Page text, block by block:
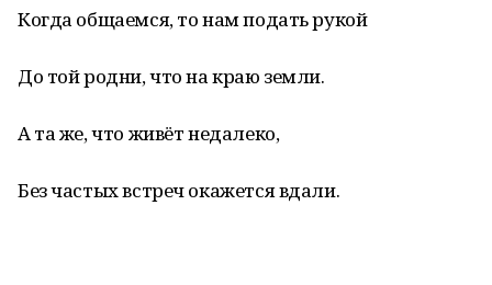
Когда общаемся, то нам подать рукой
До той родни, что на краю земли.
А та же, что живёт недалеко,
Без частых встреч окажется вдали.